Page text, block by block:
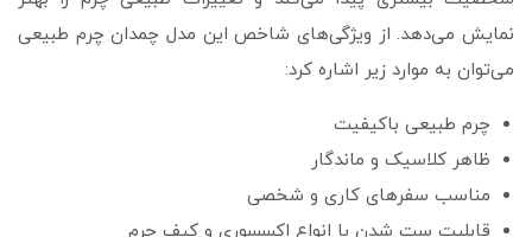
نمایش می‌دهد. از ویژگی‌های شاخص این مدل چمدان چرم طبیعی
می‌توان به موارد زیر اشاره کرد:
چرم طبیعی باکیفیت
ظاهر کلاسیک و ماندگار
مناسب سفرهای کاری و شخصی